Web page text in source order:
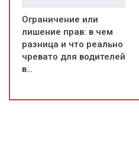
Ограничение или
лишение прав: в чем
разница и что реально
чревато для водителей
в…